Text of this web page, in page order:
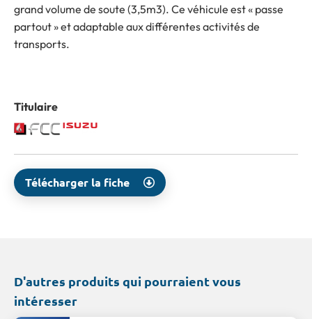
grand volume de soute (3,5m3). Ce véhicule est « passe
partout » et adaptable aux différentes activités de
transports.
Titulaire
Télécharger la fiche
D'autres produits qui pourraient vous
intéresser